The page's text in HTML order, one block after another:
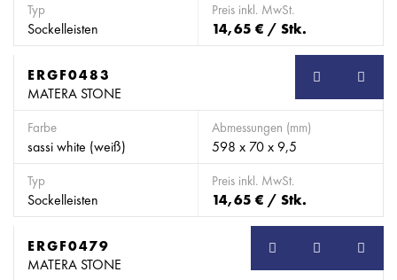
Typ
Sockelleisten
Preis inkl. MwSt.
14,65 € / Stk.
SB
ERGF0483
MATERA STONE
Farbe
sassi white (weiß)
Abmessungen (mm)
598 x 70 x 9,5
Typ
Sockelleisten
Preis inkl. MwSt.
14,65 € / Stk.
SB
ERGF0479
MATERA STONE